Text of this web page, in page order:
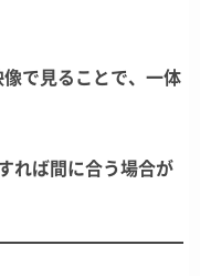
で見ることで、一体
れば間に合う場合が